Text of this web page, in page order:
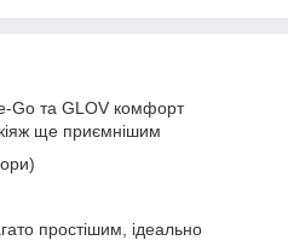
Go та GLOV комфорт
ще приємнішим
простішим, ідеально